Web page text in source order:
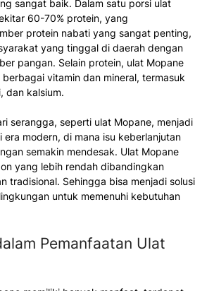
sangat baik. Dalam satu porsi ulat
60-70% protein, yang
protein nabati yang sangat penting,
yang tinggal di daerah dengan
pangan. Selain protein, ulat Mopane
vitamin dan mineral, termasuk
dan kalsium.
serangga, seperti ulat Mopane, menjadi
era modern, di mana isu keberlanjutan
semakin mendesak. Ulat Mopane
yang lebih rendah dibandingkan
tradisional. Sehingga bisa menjadi solusi
untuk memenuhi kebutuhan
Pemanfaatan Ulat